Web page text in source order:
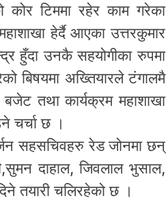
टिममा रहेर काम गरेका
हेर्दै आएका उत्तरकुमार
हुँदा उनकै सहयोगीका रुपमा
बिषयमा अख्तियारले टंगालमै
तथा कार्यक्रम महाशाखा
चर्चा छ ।
सहसचिवहरु रेड जोनमा छन्
दाहाल, जिवलाल भुसाल,
तयारी चलिरहेको छ ।